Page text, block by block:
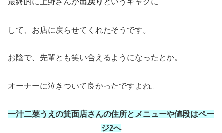
して、お店に戻らせてくれたそうです。
お陰で、先輩とも笑い合えるようになったとか。
オーナーに泣きついて良かったですよね。
一汁二菜うえの箕面店さんの住所とメニューや値段はペー
ジ2へ